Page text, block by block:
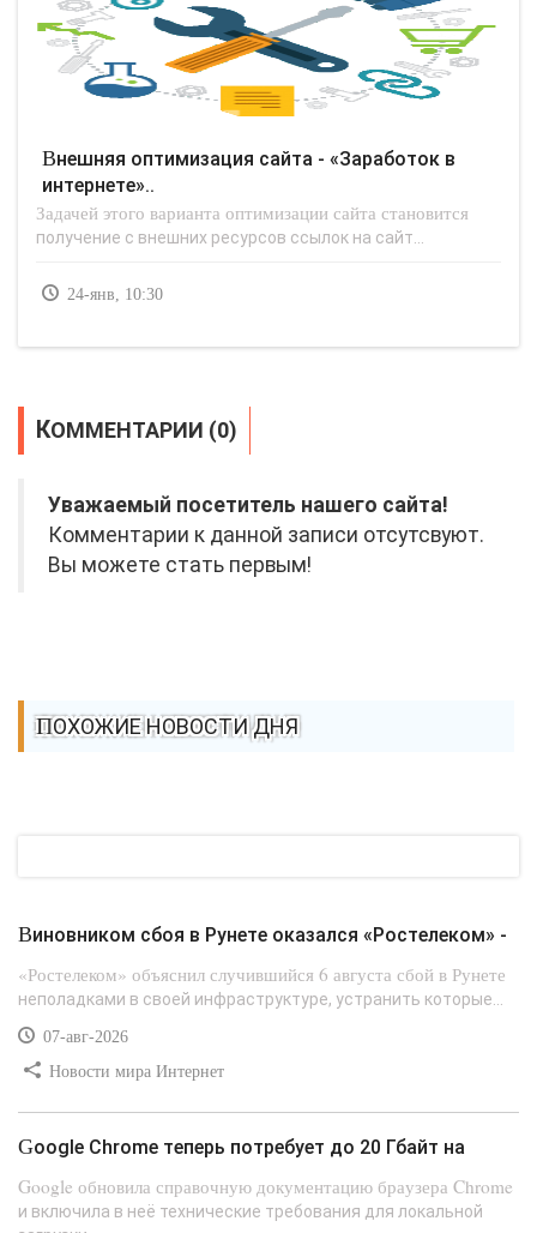
Внешняя оптимизация сайта - «Заработок в
интернете»..
Задачей этого варианта оптимизации сайта становится
получение с внешних ресурсов ссылок на сайт...
24-янв, 10:30
КОММЕНТАРИИ (0)
Уважаемый посетитель нашего сайта!
Комментарии к данной записи отсутсвуют.
Вы можете стать первым!
ПОХОЖИЕ НОВОСТИ ДНЯ
Виновником сбоя в Рунете оказался «Ростелеком» -
«Ростелеком» объяснил случившийся 6 августа сбой в Рунете
неполадками в своей инфраструктуре, устранить которые...
07-авг-2026
Новости мира Интернет
Google Chrome теперь потребует до 20 Гбайт на
Google обновила справочную документацию браузера Chrome
и включила в неё технические требования для локальной